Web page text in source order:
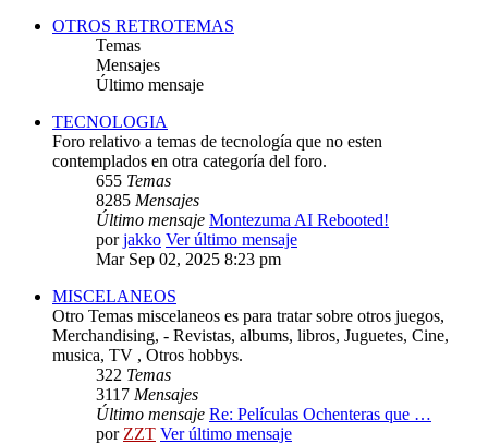
OTROS RETROTEMAS
Temas
Mensajes
Último mensaje
TECNOLOGIA
Foro relativo a temas de tecnología que no esten
contemplados en otra categoría del foro.
655 Temas
8285 Mensajes
Último mensaje Montezuma AI Rebooted!
porjakko Ver último mensaje
Mar Sep 02, 2025 8:23 pm
MISCELANEOS
Otro Temas miscelaneos es para tratar sobre otros juegos,
Merchandising, - Revistas, albums, libros, Juguetes, Cine,
musica, TV , Otros hobbys.
322 Temas
3117 Mensajes
Último mensaje Re: Películas Ochenteras que …
porZZT Ver último mensaje